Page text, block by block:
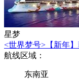
星梦
<世界梦号>【新年
航线区域：
东南亚